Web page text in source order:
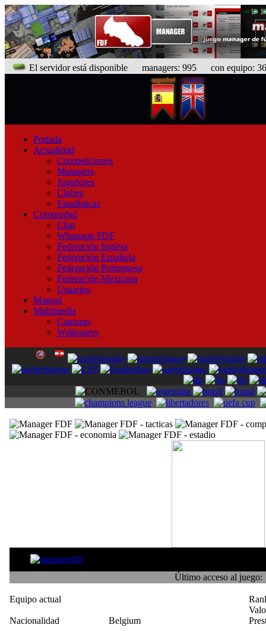
El servidor está disponible managers: 995 con equipo:
Portada
Actualidad
Competiciones
Managers
Jugadores
Clubes
Estadísticas
Comunidad
Chat
Whatsapp FDF
Federación Inglesa
Federación Española
Federación Portuguesa
Federación Mexicana
Usuarios
Manual
Multimedia
Capturas
Wallpapers
Último acceso al juego:
Equipo actual
Nacionalidad
Belgium